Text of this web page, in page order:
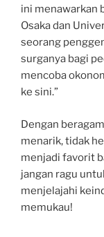
ini menawarkan
Osaka dan
seorang
surganya bagi
mencoba
ke sini.”
Dengan
menarik, tidak
menjadi favorit
jangan ragu
menjelajahi
memukau!